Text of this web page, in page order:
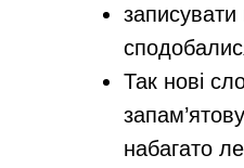
записувати
Так нові
набагато